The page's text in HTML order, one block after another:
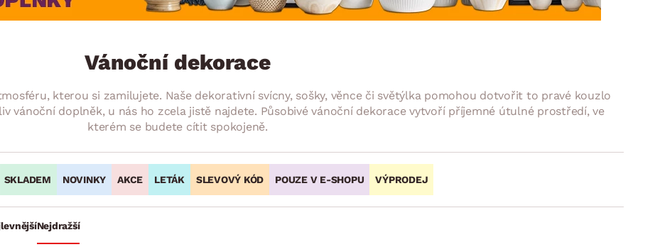
DOMÁCÍ SPOTŘEBIČE ZAHRADNÍ DOPLŇKY VÁNOCE
Zahradní doplňky
Vánoční dekorace
kterou si zamilujete. Naše dekorativní svícny, sošky, věnce či světýlka pomohou dotvořit to pravé kouzlo
vánoční doplněk, u nás ho zcela jistě najdete. Působivé vánoční dekorace vytvoří příjemné útulné prostředí, ve
kterém se budete cítit spokojeně.
SKLADEM NOVINKY AKCE LETÁK SLEVOVÝ KÓD POUZE V E-SHOPU VÝPRODEJ
Nejdražší